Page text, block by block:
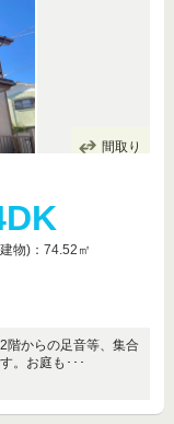
間取り
物)：74.52㎡
階からの足音等、集合
。お庭も･･･